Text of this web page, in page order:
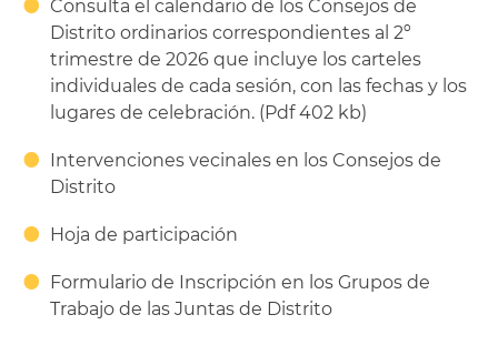
Consulta el calendario de los Consejos de
Distrito ordinarios correspondientes al 2º
trimestre de 2026 que incluye los carteles
individuales de cada sesión, con las fechas y los
lugares de celebración. (Pdf 402 kb)
Intervenciones vecinales en los Consejos de
Distrito
Hoja de participación
Formulario de Inscripción en los Grupos de
Trabajo de las Juntas de Distrito